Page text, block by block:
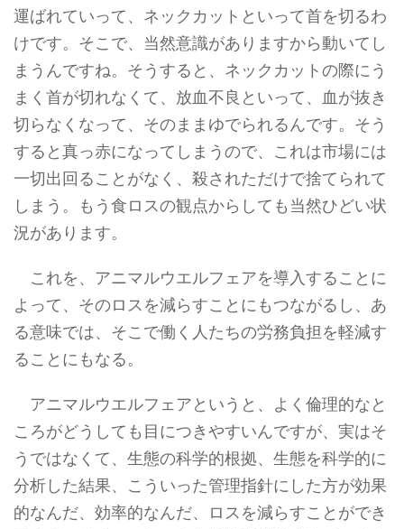
運ばれていって、ネックカットといって首を切るわ
けです。そこで、当然意識がありますから動いてし
まうんですね。そうすると、ネックカットの際にう
まく首が切れなくて、放血不良といって、血が抜き
切らなくなって、そのままゆでられるんです。そう
すると真っ赤になってしまうので、これは市場には
一切出回ることがなく、殺されただけで捨てられて
しまう。もう食ロスの観点からしても当然ひどい状
況があります。
これを、アニマルウエルフェアを導入することに
よって、そのロスを減らすことにもつながるし、あ
る意味では、そこで働く人たちの労務負担を軽減す
ることにもなる。
アニマルウエルフェアというと、よく倫理的なと
ころがどうしても目につきやすいんですが、実はそ
うではなくて、生態の科学的根拠、生態を科学的に
分析した結果、こういった管理指針にした方が効果
的なんだ、効率的なんだ、ロスを減らすことができ